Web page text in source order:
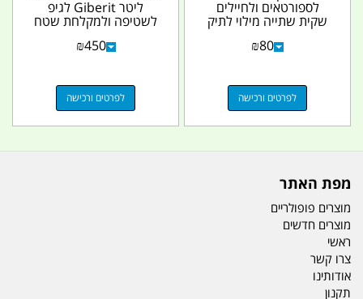
לספורטאים ולחיילים
שקית שתייה מילוי לתיק
מערכת שתיה כולל
צינורית...
₪80
לפרטים ורכישה
ליטר Giberit לגיפ
לשטיפה ולמקלחת שטח
₪450
לפרטים ורכישה
מפת האתר
מוצרים פופולריים
מוצרים חדשים
ראשי
צרו קשר
אודותינו
תקנון